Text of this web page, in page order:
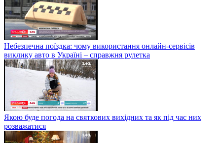
Небезпечна поїздка: чому використання онлайн-сервісів
виклику авто в Україні – справжня рулетка
Якою буде погода на святкових вихідних та як під час них
розважатися